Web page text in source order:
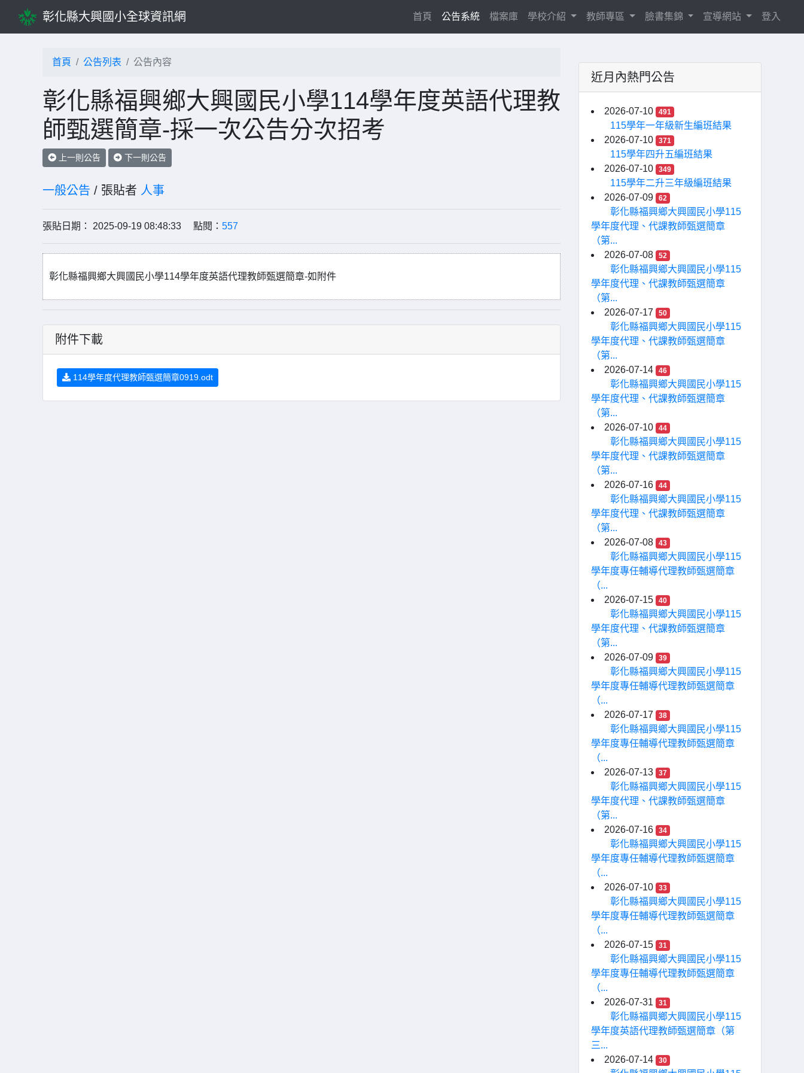
彰化縣大興國小全球資訊網 首頁 (current)
公告系統 檔案庫 學校介紹 教師專區 臉書集錦 宣導網站 登入
首頁 公告列表 公告內容
彰化縣福興鄉大興國民小學114學年度英語代理教
師甄選簡章-採一次公告分次招考
上一則公告 下一則公告
一般公告 / 張貼者 人事
張貼日期： 2025-09-19 08:48:33 點閱： 557
彰化縣福興鄉大興國民小學114學年度英語代理教師甄選簡章-如附件
附件下載
114學年度代理教師甄選簡章0919.odt
近月內熱門公告
2026-07-10 491
115學年一年級新生編班結果
2026-07-10
371
115學年四升五編班結果
2026-07-10
349
115學年二升三年級編班結果
2026-07-09
62
彰化縣福興鄉大興國民小學115
學年度代理、代課教師甄選簡章
（第...
2026-07-08
52
彰化縣福興鄉大興國民小學115
學年度代理、代課教師甄選簡章
（第...
2026-07-17
50
彰化縣福興鄉大興國民小學115
學年度代理、代課教師甄選簡章
（第...
2026-07-14
46
彰化縣福興鄉大興國民小學115
學年度代理、代課教師甄選簡章
（第...
2026-07-10
44
彰化縣福興鄉大興國民小學115
學年度代理、代課教師甄選簡章
（第...
2026-07-16
44
彰化縣福興鄉大興國民小學115
學年度代理、代課教師甄選簡章
（第...
2026-07-08
43
彰化縣福興鄉大興國民小學115
學年度專任輔導代理教師甄選簡章
（...
2026-07-15
40
彰化縣福興鄉大興國民小學115
學年度代理、代課教師甄選簡章
（第...
2026-07-09
39
彰化縣福興鄉大興國民小學115
學年度專任輔導代理教師甄選簡章
（...
2026-07-17
38
彰化縣福興鄉大興國民小學115
學年度專任輔導代理教師甄選簡章
（...
2026-07-13
37
彰化縣福興鄉大興國民小學115
學年度代理、代課教師甄選簡章
（第...
2026-07-16
34
彰化縣福興鄉大興國民小學115
學年度專任輔導代理教師甄選簡章
（...
2026-07-10
33
彰化縣福興鄉大興國民小學115
學年度專任輔導代理教師甄選簡章
（...
2026-07-15
31
彰化縣福興鄉大興國民小學115
學年度專任輔導代理教師甄選簡章
（...
2026-07-31
31
彰化縣福興鄉大興國民小學115
學年度英語代理教師甄選簡章（第
三...
2026-07-14
30